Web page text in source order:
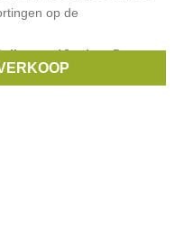
op de
,Vingino,Pom